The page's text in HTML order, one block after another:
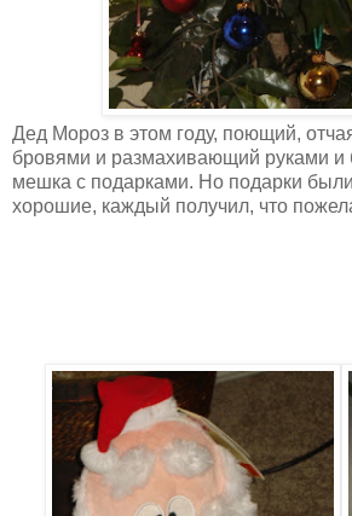
Дед Мороз в этом году, поющий,
бровями и размахивающий руками и
мешка с подарками. Но подарки
хорошие, каждый получил, что